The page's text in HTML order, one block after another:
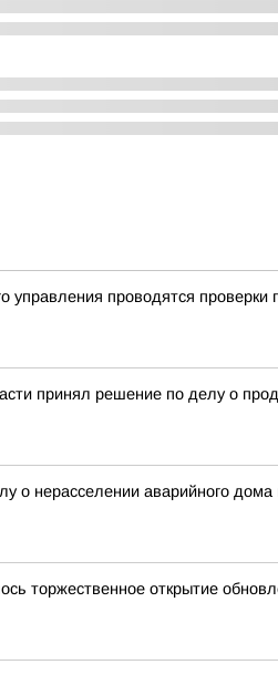
управления проводятся
принял решение по делу о
о нерасселении аварийного дома
торжественное открытие